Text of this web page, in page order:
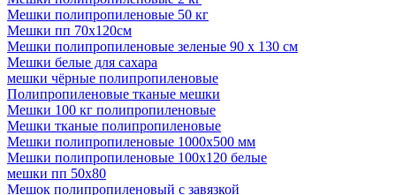
Мешки полипропиленовые 50 кг
Мешки пп 70x120см
Мешки полипропиленовые зеленые 90 x 130 см
Мешки белые для сахара
мешки чёрные полипропиленовые
Полипропиленовые тканые мешки
Мешки 100 кг полипропиленовые
Мешки тканые полипропиленовые
Мешки полипропиленовые 1000х500 мм
Мешки полипропиленовые 100х120 белые
мешки пп 50х80
Мешок полипропиленовый с завязкой